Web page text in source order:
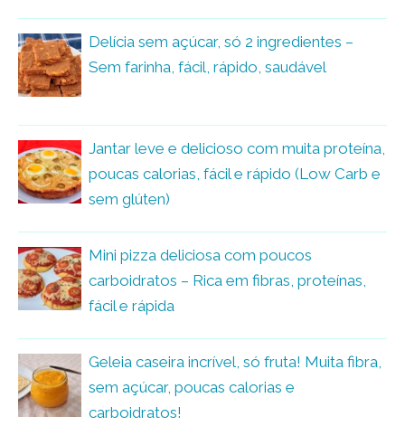
Delícia sem açúcar, só 2 ingredientes –
Sem farinha, fácil, rápido, saudável
Jantar leve e delicioso com muita proteína,
poucas calorias, fácil e rápido (Low Carb e
sem glúten)
Mini pizza deliciosa com poucos
carboidratos – Rica em fibras, proteínas,
fácil e rápida
Geleia caseira incrível, só fruta! Muita fibra,
sem açúcar, poucas calorias e
carboidratos!